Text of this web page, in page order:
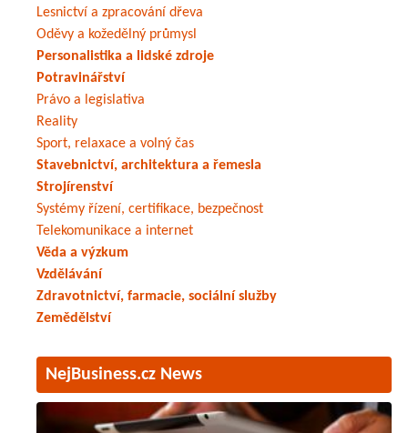
Lesnictví a zpracování dřeva
Oděvy a kožedělný průmysl
Personalistika a lidské zdroje
Potravinářství
Právo a legislativa
Reality
Sport, relaxace a volný čas
Stavebnictví, architektura a řemesla
Strojírenství
Systémy řízení, certifikace, bezpečnost
Telekomunikace a internet
Věda a výzkum
Vzdělávání
Zdravotnictví, farmacie, sociální služby
Zemědělství
NejBusiness.cz News